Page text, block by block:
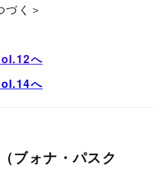
づく＞
へ
へ
ブォナ・パスク